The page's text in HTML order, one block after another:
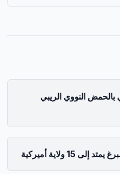
بالحمض النووي الريبي
ولاية أميركية